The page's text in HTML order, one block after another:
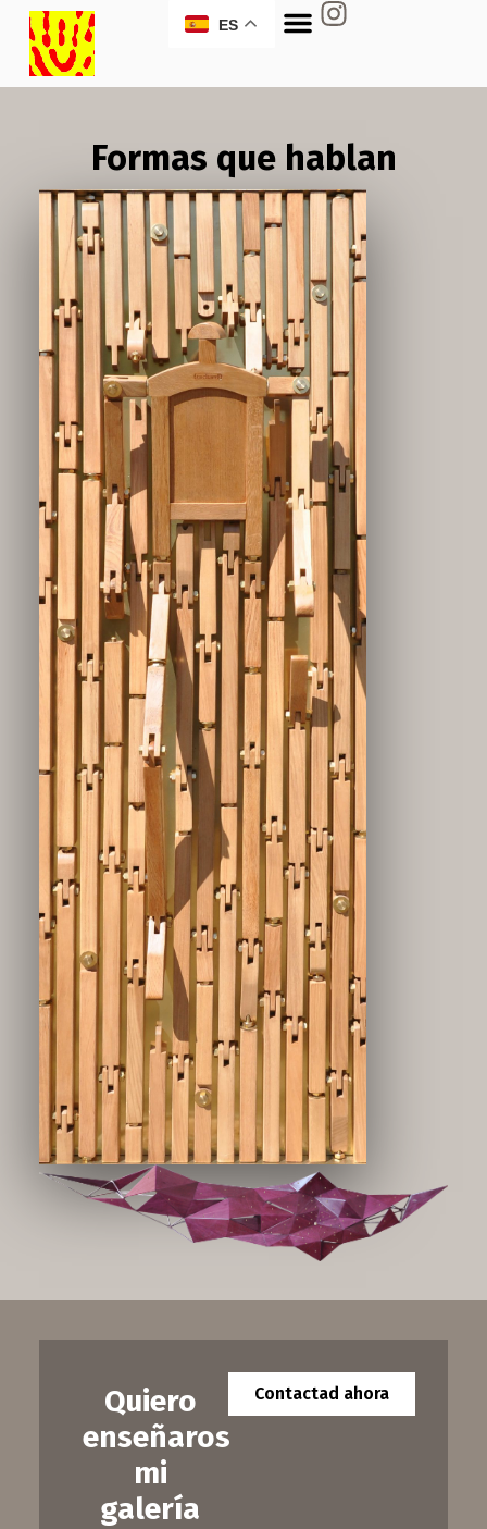
ES
Formas que hablan
Flor marchita
Flor marchita
Quiero
enseñaros
mi
galería
Contactad ahora